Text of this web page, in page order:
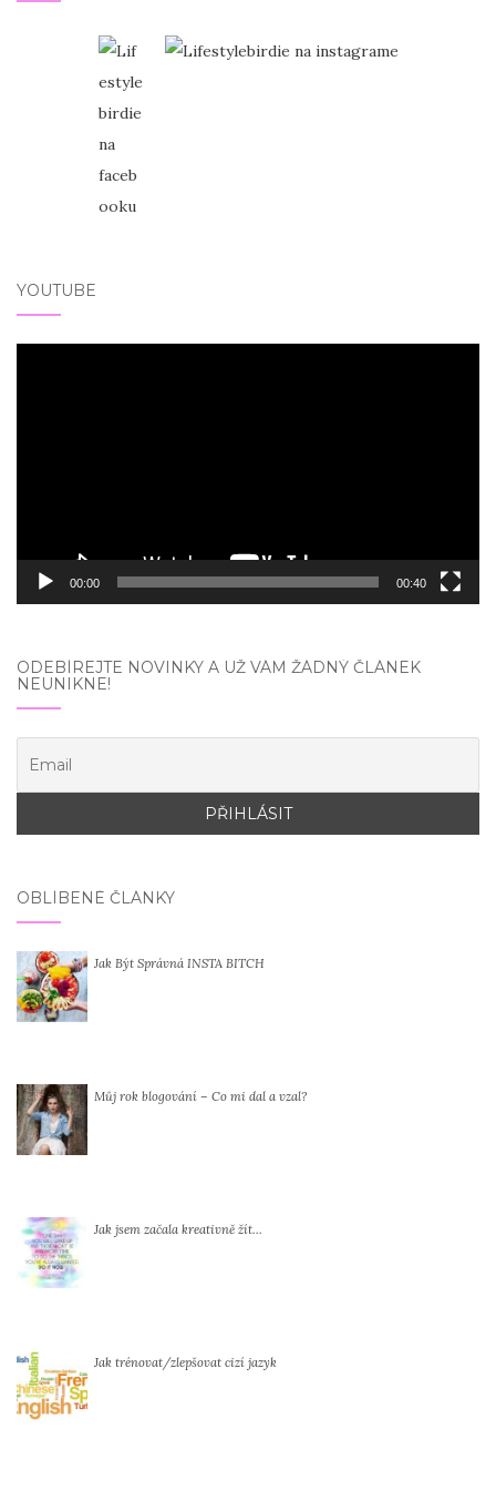
YOUTUBE
00:00 00:40
ODEBÍREJTE NOVINKY A UŽ VÁM ŽÁDNÝ ČLÁNEK
NEUNIKNE!
OBLÍBENÉ ČLÁNKY
Jak Být Správná INSTA BITCH
Můj rok blogování – Co mi dal a vzal?
Jak jsem začala kreativně žít…
Jak trénovat/zlepšovat cizí jazyk